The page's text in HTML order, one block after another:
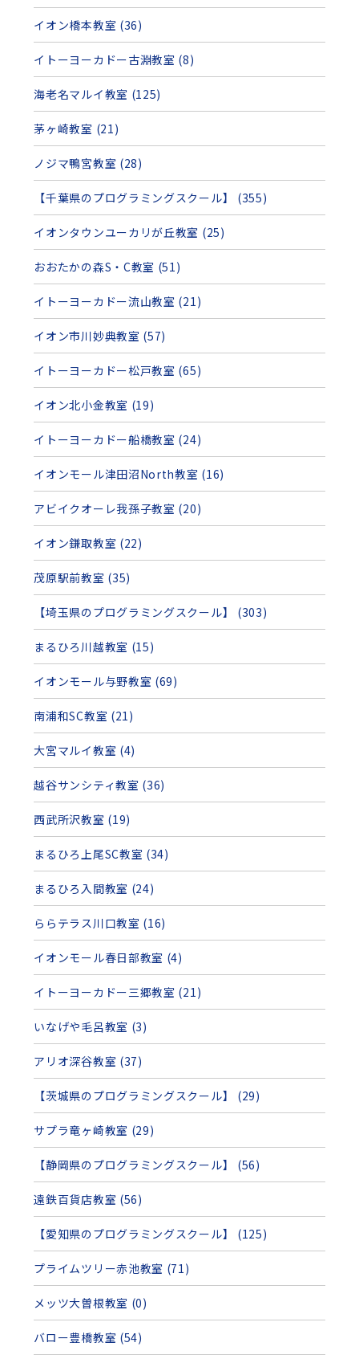
イオン橋本教室 (36)
イトーヨーカドー古淵教室 (8)
海老名マルイ教室 (125)
茅ヶ崎教室 (21)
ノジマ鴨宮教室 (28)
【千葉県のプログラミングスクール】 (355)
イオンタウンユーカリが丘教室 (25)
おおたかの森S・C教室 (51)
イトーヨーカドー流山教室 (21)
イオン市川妙典教室 (57)
イトーヨーカドー松戸教室 (65)
イオン北小金教室 (19)
イトーヨーカドー船橋教室 (24)
イオンモール津田沼North教室 (16)
アビイクオーレ我孫子教室 (20)
イオン鎌取教室 (22)
茂原駅前教室 (35)
【埼玉県のプログラミングスクール】 (303)
まるひろ川越教室 (15)
イオンモール与野教室 (69)
南浦和SC教室 (21)
大宮マルイ教室 (4)
越谷サンシティ教室 (36)
西武所沢教室 (19)
まるひろ上尾SC教室 (34)
まるひろ入間教室 (24)
ららテラス川口教室 (16)
イオンモール春日部教室 (4)
イトーヨーカドー三郷教室 (21)
いなげや毛呂教室 (3)
アリオ深谷教室 (37)
【茨城県のプログラミングスクール】 (29)
サプラ竜ヶ崎教室 (29)
【静岡県のプログラミングスクール】 (56)
遠鉄百貨店教室 (56)
【愛知県のプログラミングスクール】 (125)
プライムツリー赤池教室 (71)
メッツ大曽根教室 (0)
バロー豊橋教室 (54)